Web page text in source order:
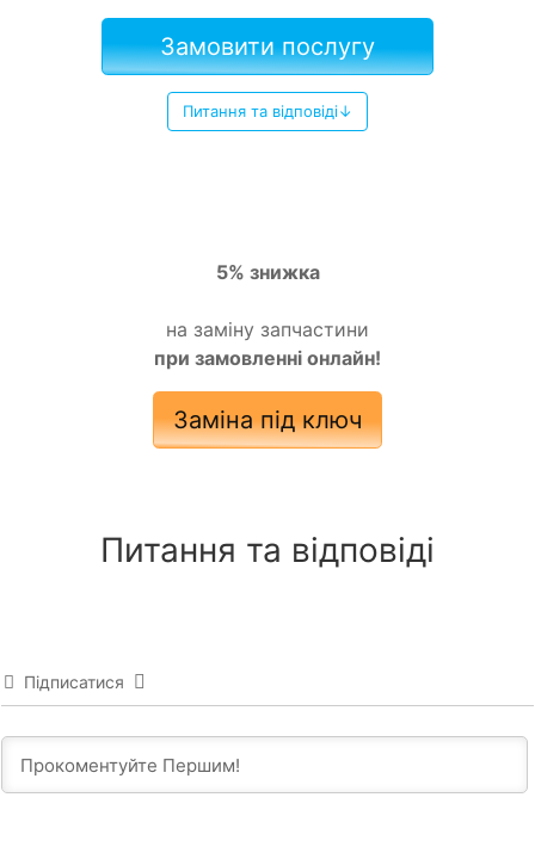
Замовити послугу
Питання та відповіді↓
5% знижка
на заміну запчастини
при замовленні онлайн!
Заміна під ключ
Питання та відповіді
Підписатися